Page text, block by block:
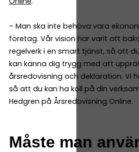
– Man ska inte behöva vara
företag. Vår vision har varit att
regelverk i en smart tjänst, så att
kan känna dig trygg med att
årsredovisning och deklaration. Vi
så att du kan ha koll på din
Hedgren på Årsredovisning Online.
Måste man